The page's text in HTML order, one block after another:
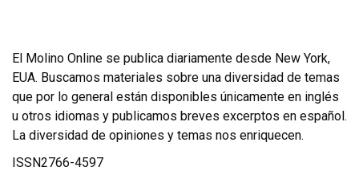
El Molino Online se publica diariamente desde New York,
EUA. Buscamos materiales sobre una diversidad de temas
que por lo general están disponibles únicamente en inglés
u otros idiomas y publicamos breves excerptos en español.
La diversidad de opiniones y temas nos enriquecen.
ISSN2766-4597